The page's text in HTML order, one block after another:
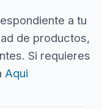
a tu
de productos,
Si requieres
Aqui